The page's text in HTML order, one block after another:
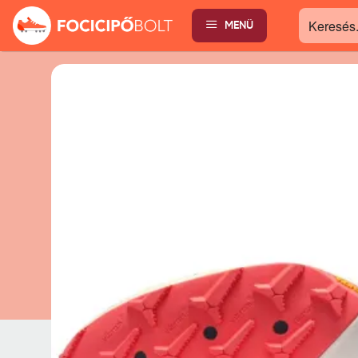
MENÜ Keresés...